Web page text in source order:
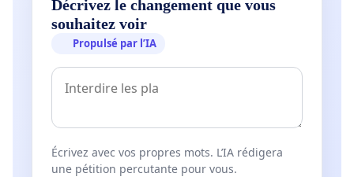
Décrivez le changement que vous
souhaitez voir
Propulsé par l’IA
Écrivez avec vos propres mots. L’IA rédigera
une pétition percutante pour vous.